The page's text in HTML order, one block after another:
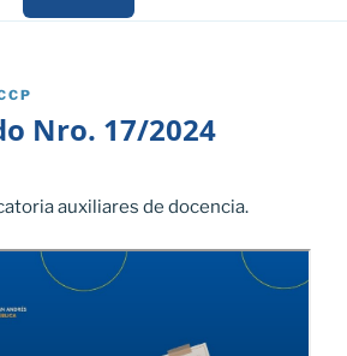
Nro. 17/2024
auxiliares de docencia.